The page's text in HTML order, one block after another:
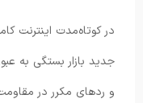
در کوتاه‌مدت اینترنت
و ردهای مکرر در